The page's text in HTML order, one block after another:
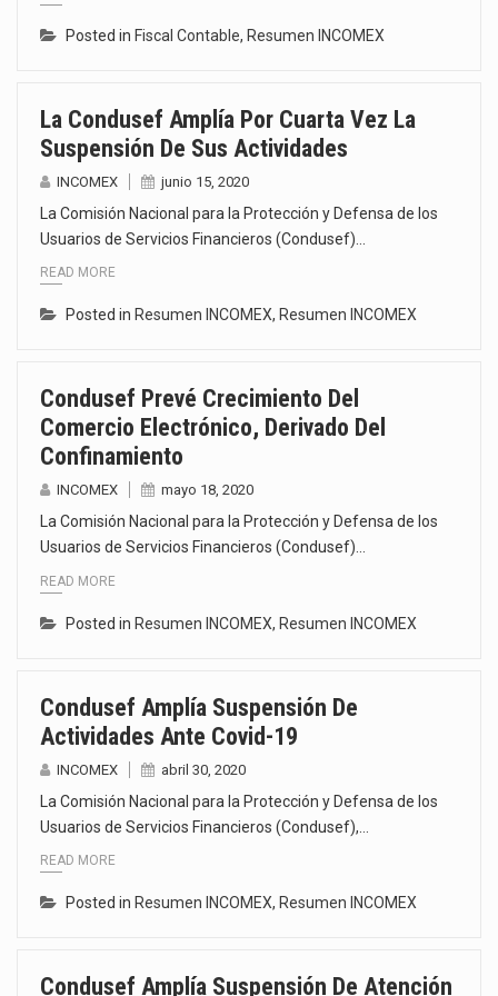
Posted in Fiscal Contable, Resumen INCOMEX
La Condusef Amplía Por Cuarta Vez La
Suspensión De Sus Actividades
INCOMEX junio 15, 2020
La Comisión Nacional para la Protección y Defensa de los
Usuarios de Servicios Financieros (Condusef)…
READ MORE
Posted in Resumen INCOMEX, Resumen INCOMEX
Condusef Prevé Crecimiento Del
Comercio Electrónico, Derivado Del
Confinamiento
INCOMEX mayo 18, 2020
La Comisión Nacional para la Protección y Defensa de los
Usuarios de Servicios Financieros (Condusef)…
READ MORE
Posted in Resumen INCOMEX, Resumen INCOMEX
Condusef Amplía Suspensión De
Actividades Ante Covid-19
INCOMEX abril 30, 2020
La Comisión Nacional para la Protección y Defensa de los
Usuarios de Servicios Financieros (Condusef),…
READ MORE
Posted in Resumen INCOMEX, Resumen INCOMEX
Condusef Amplía Suspensión De Atención